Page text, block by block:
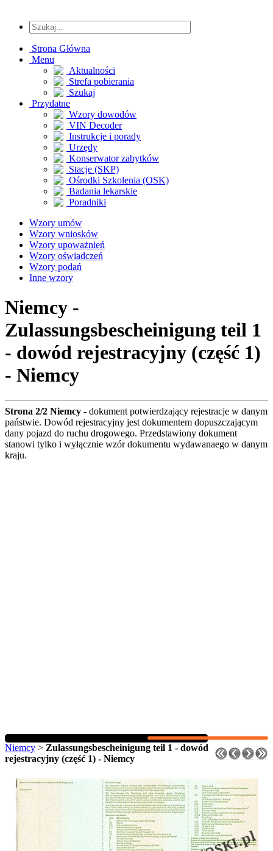
Strona Główna
Menu
Aktualności
Strefa pobierania
Szukaj
Przydatne
Wzory dowodów
VIN Decoder
Instrukcje i porady
Urzędy
Konserwator zabytków
Stacje (SKP)
Ośrodki Szkolenia (OSK)
Badania lekarskie
Poradniki
Wzory umów
Wzory wniosków
Wzory upoważnień
Wzory oświadczeń
Wzory podań
Inne wzory
Niemcy -
Zulassungsbescheinigung teil 1
- dowód rejestracyjny (część 1)
- Niemcy
Strona 2/2 Niemcy - dokument potwierdzający rejestracje w danym
państwie. Dowód rejestracyjny jest dokumentem dopuszczającym
dany pojazd do ruchu drogowego. Przedstawiony dokument
stanowi tylko i wyłącznie wzór dokumentu wydawanaego w danym
kraju.
Niemcy > Zulassungsbescheinigung teil 1 - dowód
rejestracyjny (część 1) - Niemcy